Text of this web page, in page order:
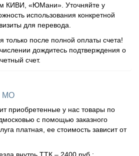
КИВИ, «ЮМани». Уточняйте у
использования конкретной
для перевода.
только после полной оплаты счета!
дождитесь подтверждения о
счет.
МО
приобретенные у нас товары по
с помощью заказного
платная, ее стоимость зависит от
внутрь ТТК – 2400 руб.;